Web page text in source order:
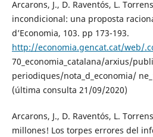
Arcarons, J., D. Raventós, L.
incondicional: una proposta
d’Economia, 103. pp 173-193.
http://economia.gencat.cat/web/
70_economia_catalana/arxius/
periodiques/nota_d_economia/
(última consulta 21/09/2020)
Arcarons, J., D. Raventós, L.
millones! Los torpes errores del